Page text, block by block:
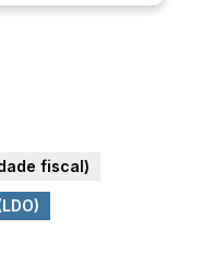
fiscal)